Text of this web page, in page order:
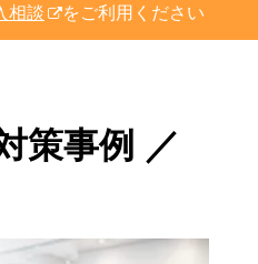
相談 をご利用ください
策事例 ／